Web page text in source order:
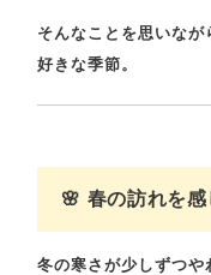
そんなことを思いなが
好きな季節。
🌸 春の訪れを感
冬の寒さが少しずつや